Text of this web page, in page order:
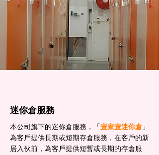
迷你倉服務
本公司旗下的迷你倉服務，「壹家壹迷你倉 」
為客戶提供長期或短期存倉服務，在客戶的新
居入伙前，為客戶提供短暫或長期的存倉服